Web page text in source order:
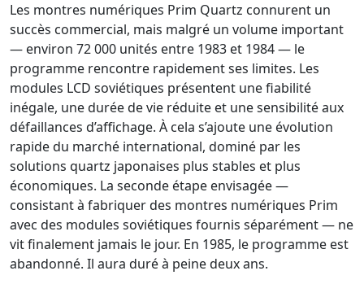
Les montres numériques Prim Quartz connurent un
succès commercial, mais malgré un volume important
— environ 72 000 unités entre 1983 et 1984 — le
programme rencontre rapidement ses limites. Les
modules LCD soviétiques présentent une fiabilité
inégale, une durée de vie réduite et une sensibilité aux
défaillances d’affichage. À cela s’ajoute une évolution
rapide du marché international, dominé par les
solutions quartz japonaises plus stables et plus
économiques. La seconde étape envisagée —
consistant à fabriquer des montres numériques Prim
avec des modules soviétiques fournis séparément — ne
vit finalement jamais le jour. En 1985, le programme est
abandonné. Il aura duré à peine deux ans.